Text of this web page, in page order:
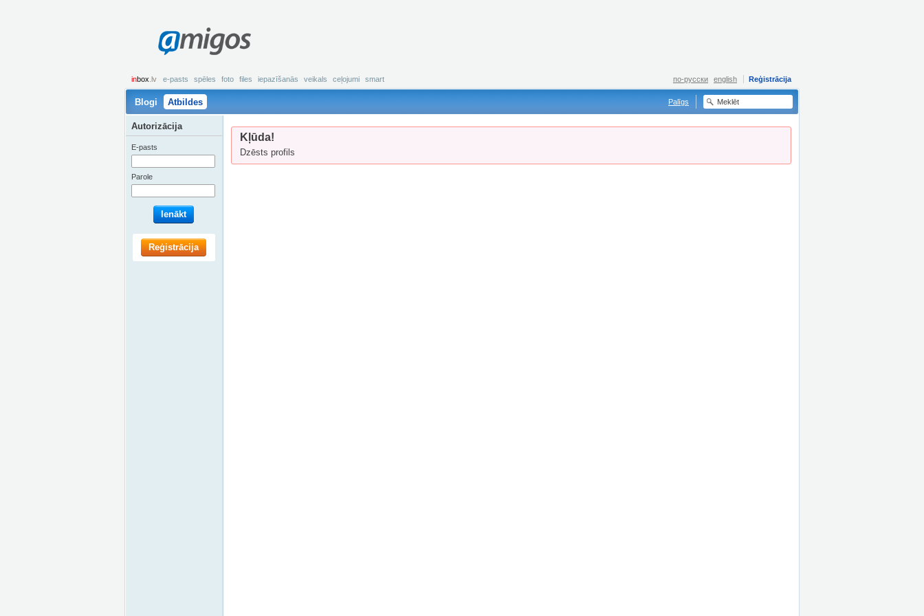
amigos
inbox .lv e-pasts spēles foto files iepazīšanās veikals ceļojumi smart Reģistrācija
по-русски english
Blogi Atbildes Palīgs
Kļūda!
Dzēsts profils
Autorizācija
E-pasts
Parole
Ienākt
Reģistrācija